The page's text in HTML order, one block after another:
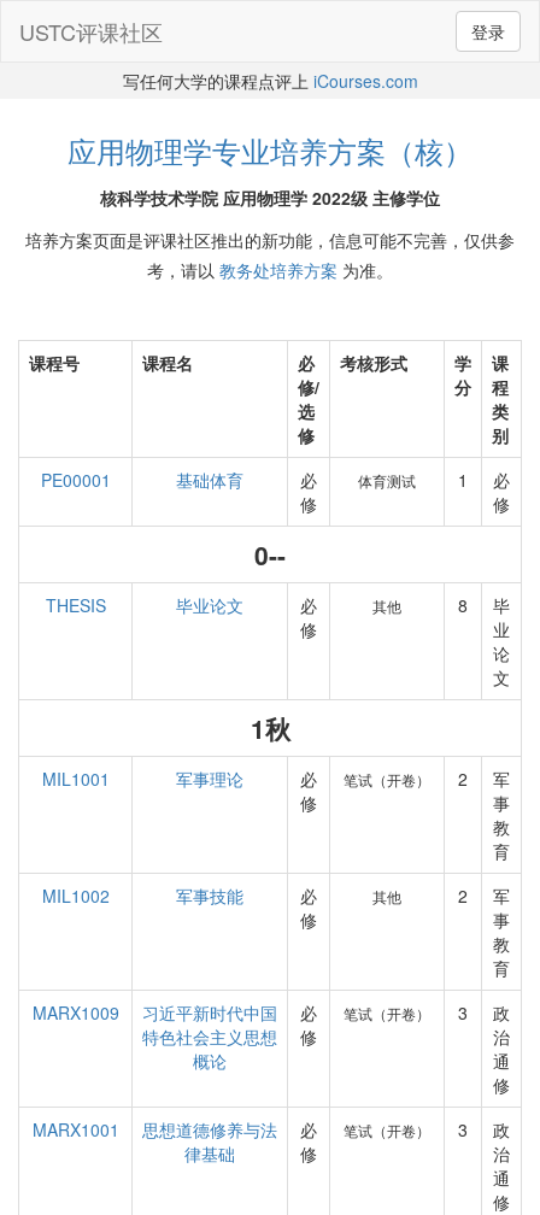
登录
USTC评课社区
写任何大学的课程点评上 iCourses.com
应用物理学专业培养方案（核）
核科学技术学院 应用物理学 2022级 主修学位
培养方案页面是评课社区推出的新功能，信息可能不完善，仅供参
考，请以 教务处培养方案 为准。
课程号 课程名
必
修/
选
修
考核形式
学
分
课
程
类
别
PE00001
基础体育
必
修
体育测试 1
必
修
0--
THESIS 毕业论文
必
修
其他 8
毕
业
论
文
1秋
MIL1001 军事理论
必
修
笔试（开卷） 2
军
事
教
育
MIL1002
军事技能
必
修
其他 2
军
事
教
育
MARX1009
习近平新时代中国
特色社会主义思想
概论
必
修
笔试（开卷） 3
政
治
通
修
MARX1001
思想道德修养与法
律基础
必
修
笔试（开卷） 3
政
治
通
修